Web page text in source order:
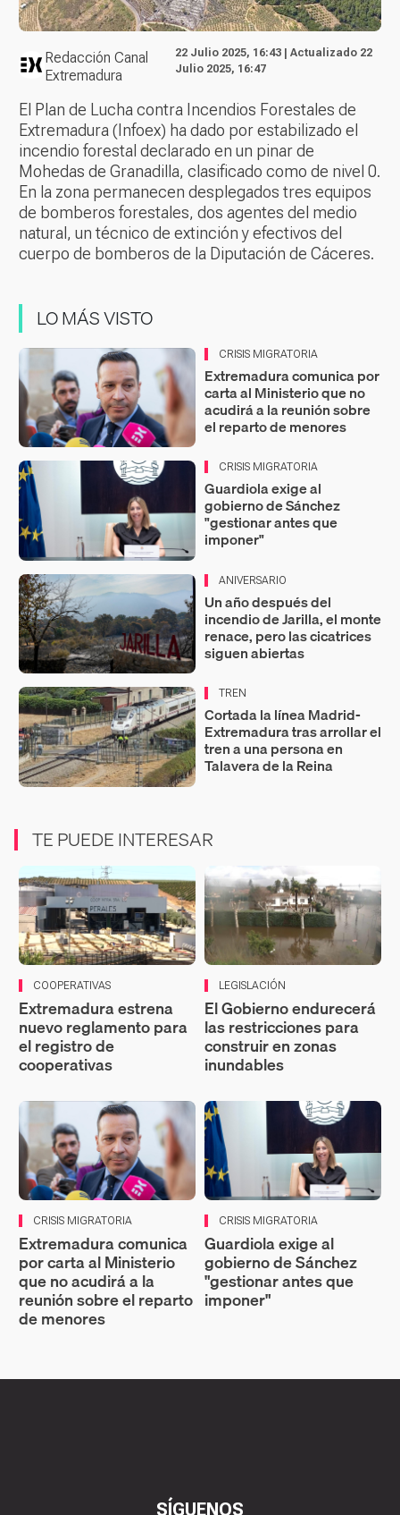
Redacción Canal
Extremadura
22 Julio 2025, 16:43 | Actualizado 22
Julio 2025, 16:47
El Plan de Lucha contra Incendios Forestales de
Extremadura (Infoex) ha dado por estabilizado el
incendio forestal declarado en un pinar de
Mohedas de Granadilla, clasificado como de nivel 0.
En la zona permanecen desplegados tres equipos
de bomberos forestales, dos agentes del medio
natural, un técnico de extinción y efectivos del
cuerpo de bomberos de la Diputación de Cáceres.
LO MÁS VISTO
CRISIS MIGRATORIA
Extremadura comunica por
carta al Ministerio que no
acudirá a la reunión sobre
el reparto de menores
CRISIS MIGRATORIA
Guardiola exige al
gobierno de Sánchez
"gestionar antes que
imponer"
ANIVERSARIO
Un año después del
incendio de Jarilla, el monte
renace, pero las cicatrices
siguen abiertas
TREN
Cortada la línea Madrid-
Extremadura tras arrollar el
tren a una persona en
Talavera de la Reina
TE PUEDE INTERESAR
COOPERATIVAS
Extremadura estrena
nuevo reglamento para
el registro de
cooperativas
LEGISLACIÓN
El Gobierno endurecerá
las restricciones para
construir en zonas
inundables
CRISIS MIGRATORIA
Extremadura comunica
por carta al Ministerio
que no acudirá a la
reunión sobre el reparto
de menores
CRISIS MIGRATORIA
Guardiola exige al
gobierno de Sánchez
"gestionar antes que
imponer"
SÍGUENOS